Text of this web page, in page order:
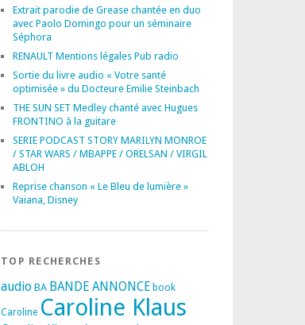
Extrait parodie de Grease chantée en duo
avec Paolo Domingo pour un séminaire
Séphora
RENAULT Mentions légales Pub radio
Sortie du livre audio « Votre santé
optimisée » du Docteure Emilie Steinbach
THE SUN SET Medley chanté avec Hugues
FRONTINO à la guitare
SERIE PODCAST STORY MARILYN MONROE
/ STAR WARS / MBAPPE / ORELSAN / VIRGIL
ABLOH
Reprise chanson « Le Bleu de lumière »
Vaiana, Disney
TOP RECHERCHES
audio BA BANDE ANNONCE book
Caroline Caroline Klaus